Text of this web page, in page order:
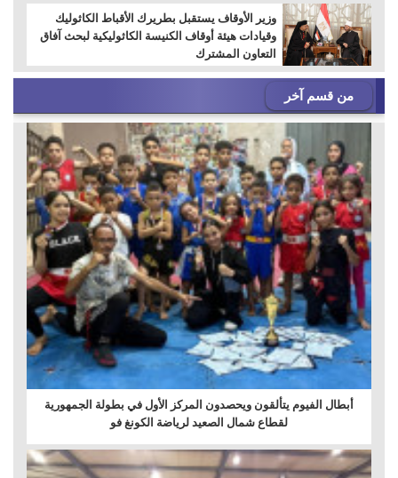
وزير الأوقاف يستقبل بطريرك الأقباط الكاثوليك
وقيادات هيئة أوقاف الكنيسة الكاثوليكية لبحث آفاق
التعاون المشترك
من قسم آخر
أبطال الفيوم يتألقون ويحصدون المركز الأول في بطولة الجمهورية
لقطاع شمال الصعيد لرياضة الكونغ فو